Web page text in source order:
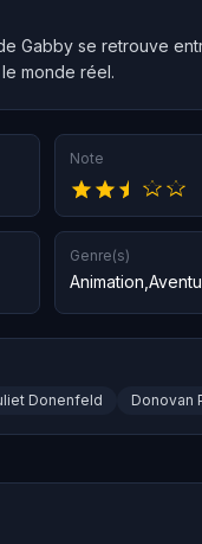
Gabby se retrouve
monde réel.
Note
Genre(s)
Animation
Donenfeld Donovan